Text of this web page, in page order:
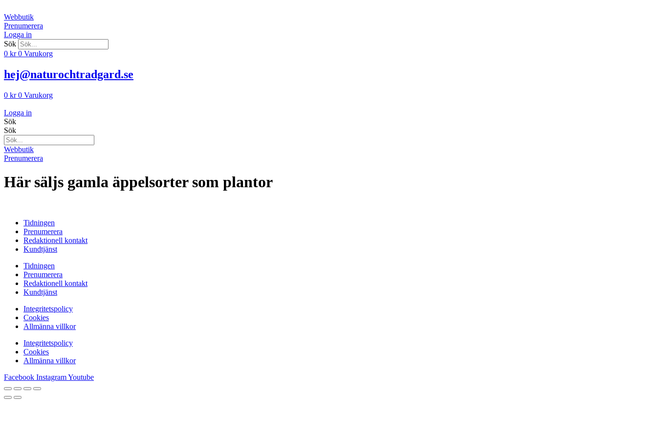
till
innehåll
Webbutik
Prenumerera
Logga in
Sök
0 kr 0 Varukorg
hej@naturochtradgard.se
0 kr 0 Varukorg
Logga in
Sök
Sök
Webbutik
Prenumerera
Här säljs gamla äppelsorter som plantor
Tidningen
Prenumerera
Redaktionell kontakt
Kundtjänst
Tidningen
Prenumerera
Redaktionell kontakt
Kundtjänst
Integritetspolicy
Cookies
Allmänna villkor
Integritetspolicy
Cookies
Allmänna villkor
Facebook InstagramYoutube